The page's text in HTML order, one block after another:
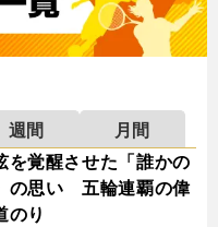
週間
月間
を覚醒させた「誰かの
の思い 五輪連覇の偉
のり